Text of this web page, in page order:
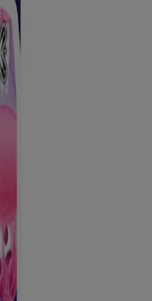
mineures. Pour de
sur la peau propre et
lorsqu’il est mouillé, ou
professionnel de la santé.
ou endommagée.
les produits et peut différer
du produit que vous
de votre produit pour